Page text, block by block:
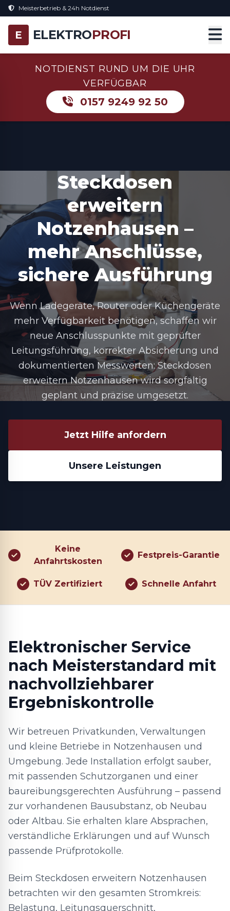
Meisterbetrieb & 24h Notdienst
E ELEKTROPROFI
NOTDIENST RUND UM DIE UHR
VERFÜGBAR
0157 9249 92 50
Steckdosen
erweitern
Notzenhausen –
mehr Anschlüsse,
sichere Ausführung
Wenn Ladegeräte, Router oder Küchengeräte
mehr Verfügbarkeit benötigen, schaffen wir
neue Anschlusspunkte mit geprüfter
Leitungsführung, korrekter Absicherung und
dokumentierten Messwerten: Steckdosen
erweitern Notzenhausen wird sorgfältig
geplant und präzise umgesetzt.
Jetzt Hilfe anfordern
Unsere Leistungen
Keine
Anfahrtskosten
Festpreis-Garantie
TÜV Zertifiziert Schnelle Anfahrt
Elektronischer Service
nach Meisterstandard mit
nachvollziehbarer
Ergebniskontrolle
Wir betreuen Privatkunden, Verwaltungen
und kleine Betriebe in Notzenhausen und
Umgebung. Jede Installation erfolgt sauber,
mit passenden Schutzorganen und einer
baureibungsgerechten Ausführung – passend
zur vorhandenen Bausubstanz, ob Neubau
oder Altbau. Sie erhalten klare Absprachen,
verständliche Erklärungen und auf Wunsch
passende Prüfprotokolle.
Beim Steckdosen erweitern Notzenhausen
betrachten wir den gesamten Stromkreis:
Belastung, Leitungsquerschnitt,